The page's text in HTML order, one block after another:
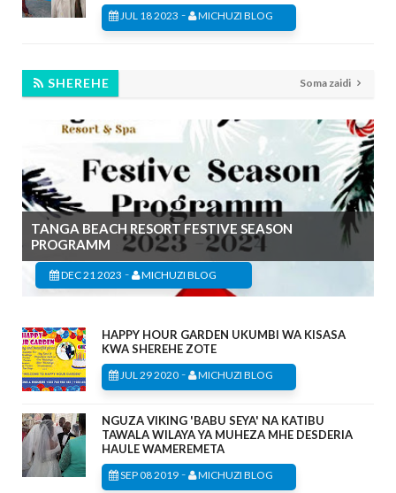
JUL 18 2023 - MICHUZI BLOG
SHEREHE Soma zaidi
TANGA BEACH RESORT FESTIVE SEASON
PROGRAMM
DEC 21 2023 - MICHUZI BLOG
HAPPY HOUR GARDEN UKUMBI WA KISASA
KWA SHEREHE ZOTE
JUL 29 2020 - MICHUZI BLOG
NGUZA VIKING 'BABU SEYA' NA KATIBU
TAWALA WILAYA YA MUHEZA MHE DESDERIA
HAULE WAMEREMETA
SEP 08 2019 - MICHUZI BLOG